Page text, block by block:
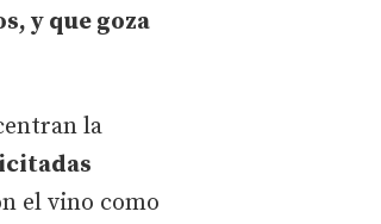
y que goza
la
el vino como